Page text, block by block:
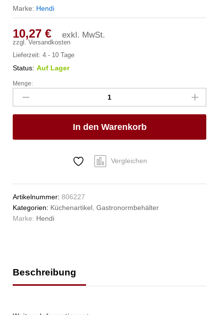
Marke: Hendi
10,27€ exkl. MwSt.
zzgl.Versandkosten
Lieferzeit:4 - 10 Tage
Status: Auf Lager
Gastronorm-
Behälter
2/3,
HENDI,
Line,
(H)65mm
Anzahl
Menge:
In den Warenkorb
Vergleichen
Artikelnummer:806227
Kategorien: Küchenartikel ,Gastronormbehälter
Marke: Hendi
Beschreibung